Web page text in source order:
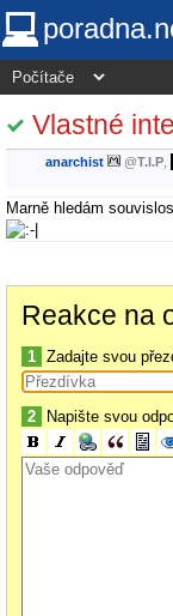
Vlastné
anarchist @T.I.P
Marně hledám
Reakce na
1 Zadajte svou
2 Napište svou